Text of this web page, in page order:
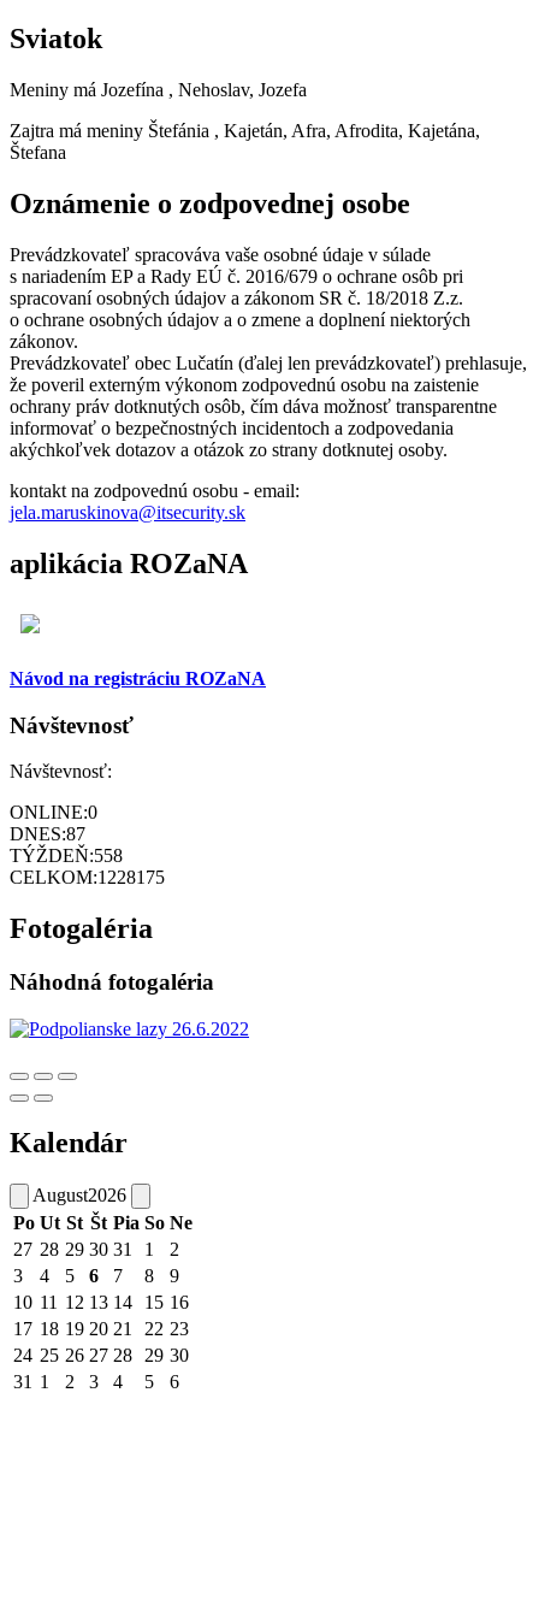
Sviatok
Meniny má Jozefína , Nehoslav, Jozefa
Zajtra má meniny Štefánia , Kajetán, Afra, Afrodita, Kajetána,
Štefana
Oznámenie o zodpovednej osobe
Prevádzkovateľ spracováva vaše osobné údaje v súlade
s nariadením EP a Rady EÚ č. 2016/679 o ochrane osôb pri
spracovaní osobných údajov a zákonom SR č. 18/2018 Z.z.
o ochrane osobných údajov a o zmene a doplnení niektorých
zákonov.
Prevádzkovateľ obec Lučatín (ďalej len prevádzkovateľ) prehlasuje,
že poveril externým výkonom zodpovednú osobu na zaistenie
ochrany práv dotknutých osôb, čím dáva možnosť transparentne
informovať o bezpečnostných incidentoch a zodpovedania
akýchkoľvek dotazov a otázok zo strany dotknutej osoby.
kontakt na zodpovednú osobu - email:
jela.maruskinova@itsecurity.sk
aplikácia ROZaNA
Návod na registráciu ROZaNA
Návštevnosť
Návštevnosť:
ONLINE:0
DNES:87
TÝŽDEŇ:558
CELKOM:1228175
Fotogaléria
Náhodná fotogaléria
Kalendár
August2026
Po Ut St Št Pia So Ne
27 28 29 30 31 1
2
3
4 5 6 7 8
9
10 11 12 13 14 15 16
17 18 19 20 21 22 23
24 25 26 27 28 29 30
31 1 2 3 4 5 6